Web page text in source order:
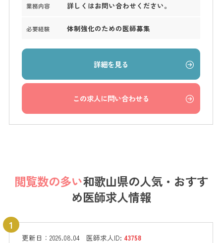
業務内容 詳しくはお問い合わせください。
必要経験 体制強化のための医師募集
詳細を見る
この求人に問い合わせる
閲覧数の多い和歌山県の人気・おすす
め医師求人情報
更新日： 2026.08.04 医師求人ID: 43758